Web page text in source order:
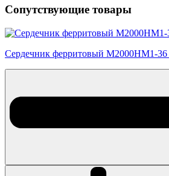
Сопутствующие товары
Сердечник ферритовый М2000НМ1-36